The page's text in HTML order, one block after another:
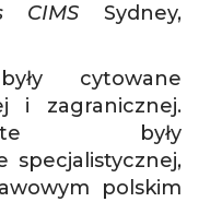
CIMS Sydney,
cytowane
i zagranicznej.
te były
polskim